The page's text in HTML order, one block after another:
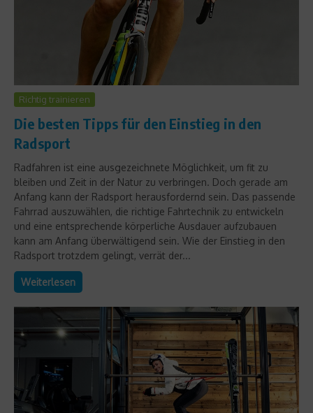
Richtig trainieren
Die besten Tipps für den Einstieg in den
Radsport
Radfahren ist eine ausgezeichnete Möglichkeit, um fit zu
bleiben und Zeit in der Natur zu verbringen. Doch gerade am
Anfang kann der Radsport herausfordernd sein. Das passende
Fahrrad auszuwählen, die richtige Fahrtechnik zu entwickeln
und eine entsprechende körperliche Ausdauer aufzubauen
kann am Anfang überwältigend sein. Wie der Einstieg in den
Radsport trotzdem gelingt, verrät der...
Weiterlesen